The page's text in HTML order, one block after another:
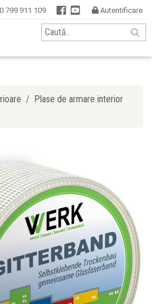
799 911 109   Autentificare
Plase de armare interior